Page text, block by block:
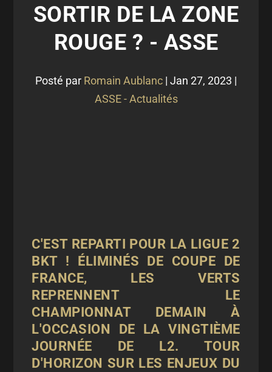
SORTIR DE LA ZONE
ROUGE ? - ASSE
Posté par Romain Aublanc | Jan 27, 2023 |
ASSE - Actualités
C'EST REPARTI POUR LA LIGUE 2
BKT ! ÉLIMINÉS DE COUPE DE
FRANCE, LES VERTS
REPRENNENT LE
CHAMPIONNAT DEMAIN À
L'OCCASION DE LA VINGTIÈME
JOURNÉE DE L2. TOUR
D'HORIZON SUR LES ENJEUX DU